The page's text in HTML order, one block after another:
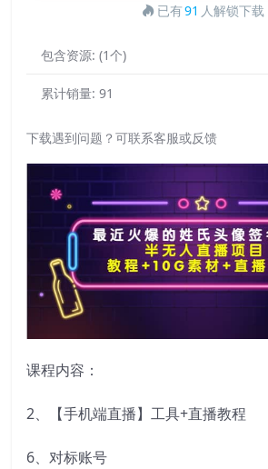
已有91 人解锁下载
包含资源: (1个)
累计销量: 91
下载遇到问题？可联系客服或反馈
课程内容：
2、【手机端直播】工具+直播教程
6、对标账号